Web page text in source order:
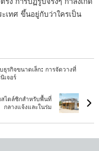
เทศ ขึ้นอยู่กับว่าใครเป็น
ธุรกิจขนาดเล็ก: การจัดวางที่
เจอร์
สไตล์ชิกสำหรับพื้นที่
กลางแจ้งและในร่ม